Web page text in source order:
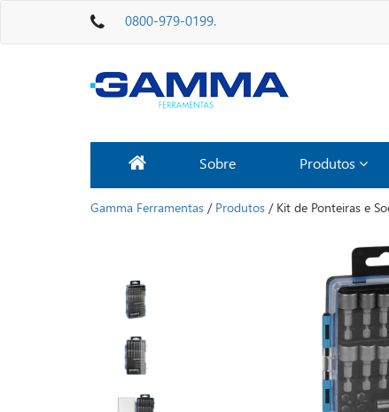
0800-979-0199.
Sobre Produtos
Gamma Ferramentas / Produtos / Kit de Ponteiras e